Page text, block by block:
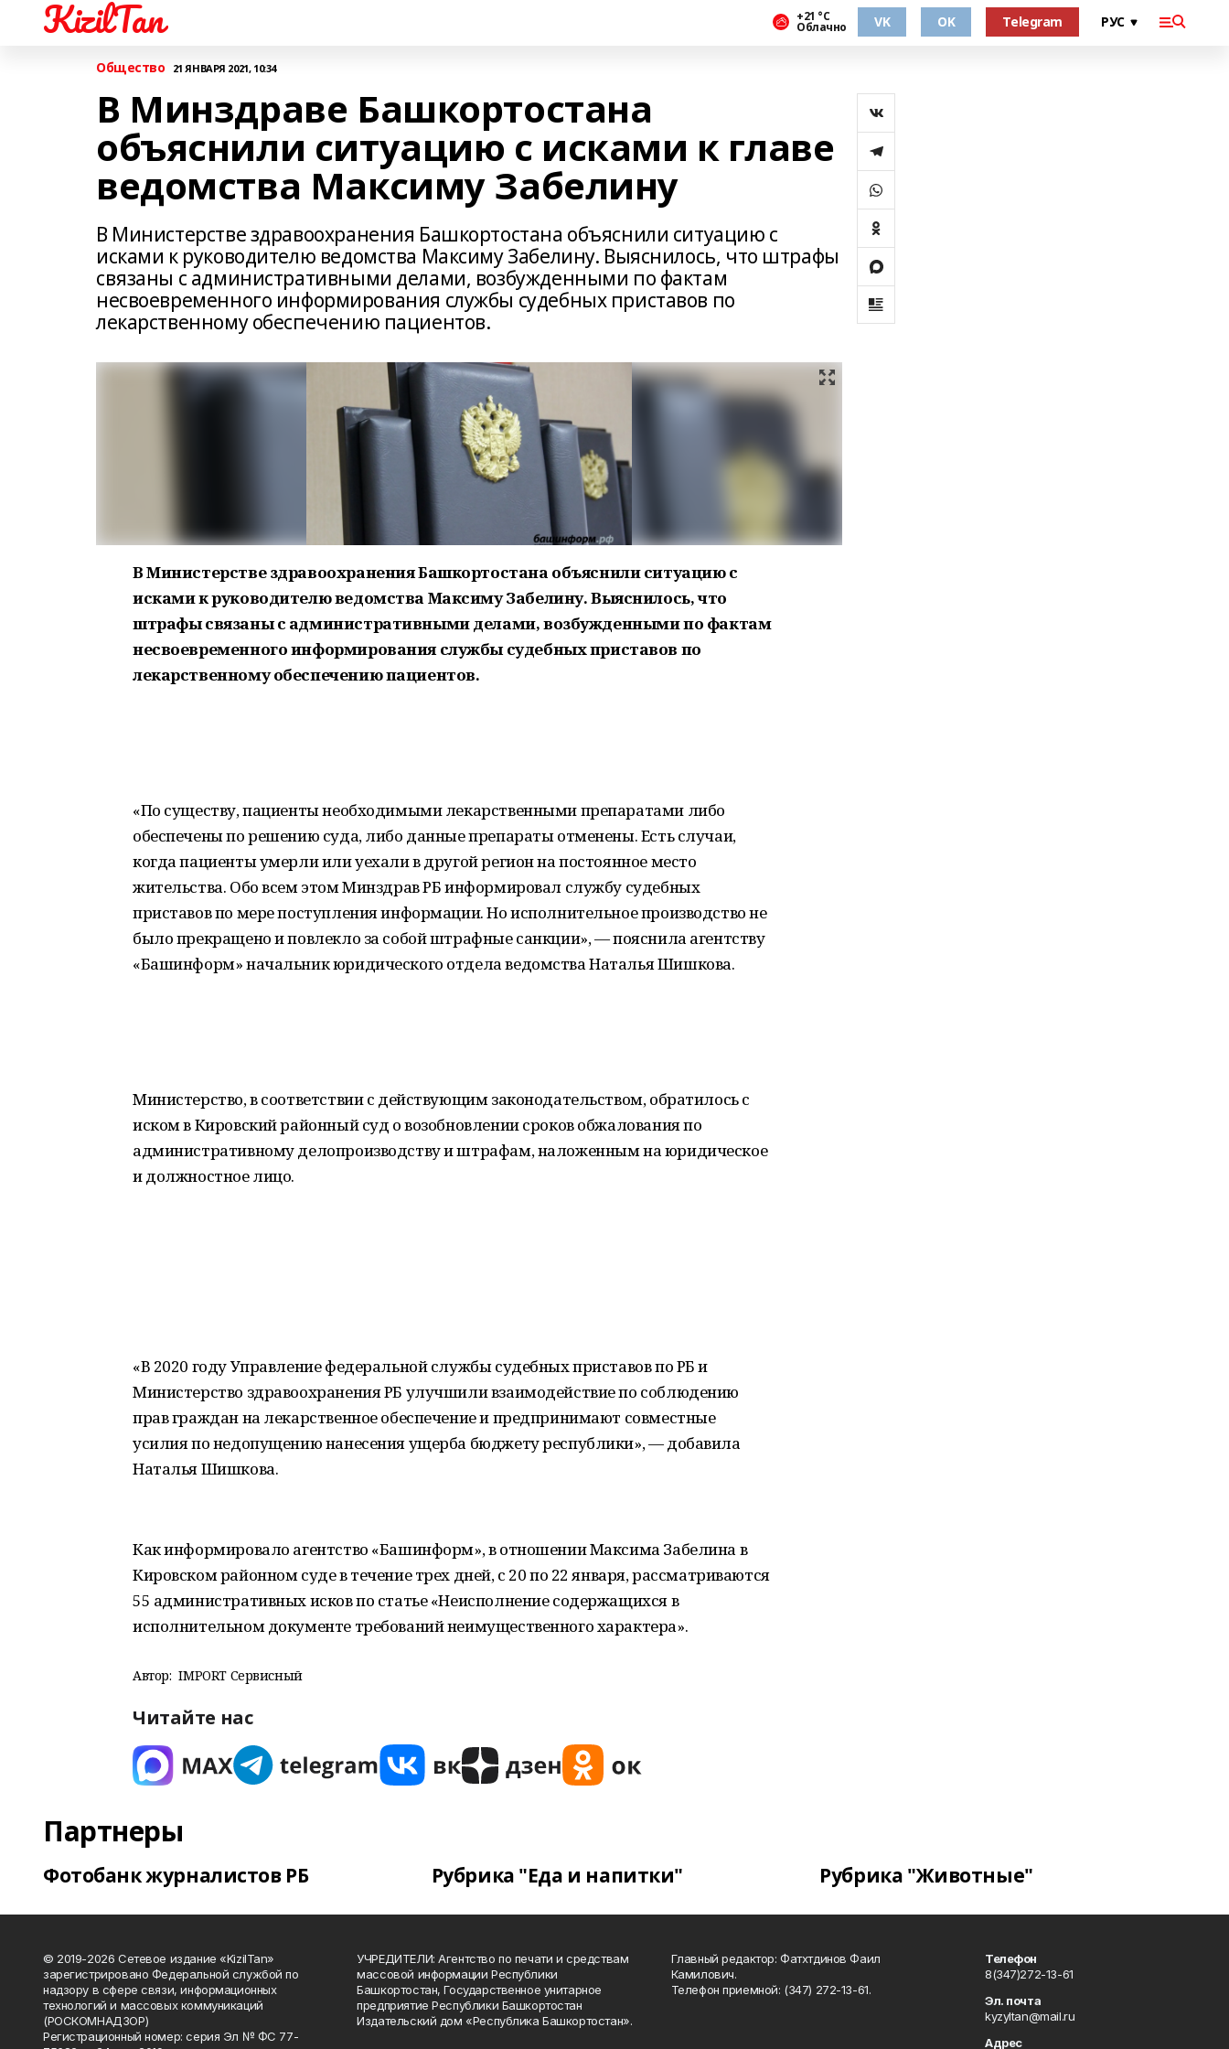
KizilTan +21 °С
Облачно VK OK Telegram
Общество 21 ЯНВАРЯ 2021, 10:34
В Минздраве Башкортостана
объяснили ситуацию с исками к главе
ведомства Максиму Забелину
В Министерстве здравоохранения Башкортостана объяснили ситуацию с
исками к руководителю ведомства Максиму Забелину. Выяснилось, что штрафы
связаны с административными делами, возбужденными по фактам
несвоевременного информирования службы судебных приставов по
лекарственному обеспечению пациентов.
В Министерстве здравоохранения Башкортостана объяснили ситуацию с
исками к руководителю ведомства Максиму Забелину. Выяснилось, что
штрафы связаны с административными делами, возбужденными по фактам
несвоевременного информирования службы судебных приставов по
лекарственному обеспечению пациентов.
«По существу, пациенты необходимыми лекарственными препаратами либо
обеспечены по решению суда, либо данные препараты отменены. Есть случаи,
когда пациенты умерли или уехали в другой регион на постоянное место
жительства. Обо всем этом Минздрав РБ информировал службу судебных
приставов по мере поступления информации. Но исполнительное производство не
было прекращено и повлекло за собой штрафные санкции», — пояснила агентству
«Башинформ» начальник юридического отдела ведомства Наталья Шишкова.
Министерство, в соответствии с действующим законодательством, обратилось с
иском в Кировский районный суд о возобновлении сроков обжалования по
административному делопроизводству и штрафам, наложенным на юридическое
и должностное лицо.
«В 2020 году Управление федеральной службы судебных приставов по РБ и
Министерство здравоохранения РБ улучшили взаимодействие по соблюдению
прав граждан на лекарственное обеспечение и предпринимают совместные
усилия по недопущению нанесения ущерба бюджету республики», — добавила
Наталья Шишкова.
Как информировало агентство «Башинформ», в отношении Максима Забелина в
Кировском районном суде в течение трех дней, с 20 по 22 января, рассматриваются
55 административных исков по статье «Неисполнение содержащихся в
исполнительном документе требований неимущественного характера».
Автор: IMPORT Сервисный
Читайте нас
Партнеры
Фотобанк журналистов РБ Рубрика "Еда и напитки" Рубрика "Животные"
© 2019-2026 Сетевое издание «KizilTan»
зарегистрировано Федеральной службой по
надзору в сфере связи, информационных
технологий и массовых коммуникаций
(РОСКОМНАДЗОР)
Регистрационный номер: серия Эл № ФС 77-
УЧРЕДИТЕЛИ: Агентство по печати и средствам
массовой информации Республики
Башкортостан, Государственное унитарное
предприятие Республики Башкортостан
Издательский дом «Республика Башкортостан».
Главный редактор: Фатхтдинов Фаил
Камилович.
Телефон приемной: (347) 272-13-61.
Телефон
8(347)272-13-61
Эл. почта
kyzyltan@mail.ru
Адрес